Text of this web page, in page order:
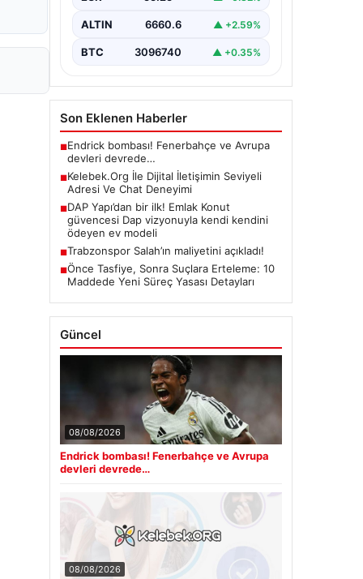
ALTIN 6660.6 ▲ +2.59%
BTC 3096740 ▲ +0.35%
Son Eklenen Haberler
■Endrick bombası! Fenerbahçe ve Avrupa
devleri devrede…
■Kelebek.Org İle Dijital İletişimin Seviyeli
Adresi Ve Chat Deneyimi
■DAP Yapı’dan bir ilk! Emlak Konut
güvencesi Dap vizyonuyla kendi kendini
ödeyen ev modeli
■Trabzonspor Salah’ın maliyetini açıkladı!
■Önce Tasfiye, Sonra Suçlara Erteleme: 10
Maddede Yeni Süreç Yasası Detayları
Güncel
08/08/2026
Endrick bombası! Fenerbahçe ve Avrupa
devleri devrede…
08/08/2026